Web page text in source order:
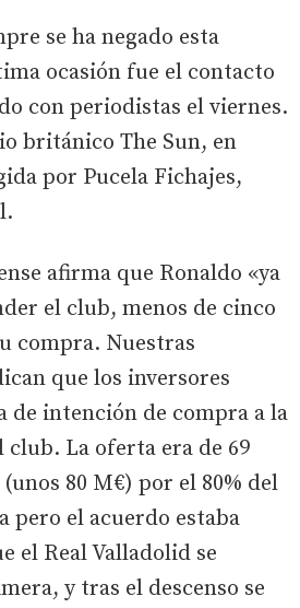
se ha negado esta
ocasión fue el contacto
con periodistas el viernes.
británico The Sun, en
por Pucela Fichajes,
afirma que Ronaldo «ya
el club, menos de cinco
compra. Nuestras
que los inversores
de intención de compra a la
La oferta era de 69
80 M€) por el 80% del
pero el acuerdo estaba
el Real Valladolid se
y tras el descenso se